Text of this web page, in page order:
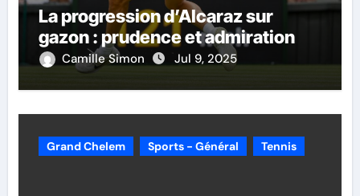
La progression d’Alcaraz sur
gazon : prudence et admiration
Camille Simon Jul 9, 2025
Grand Chelem Sports - Général Tennis